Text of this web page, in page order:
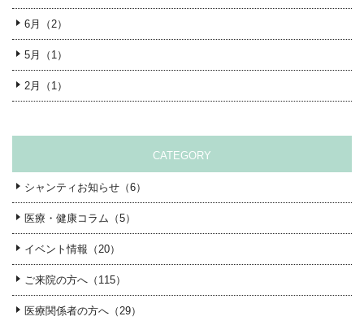
6月（2）
5月（1）
2月（1）
CATEGORY
シャンティお知らせ（6）
医療・健康コラム（5）
イベント情報（20）
ご来院の方へ（115）
医療関係者の方へ（29）